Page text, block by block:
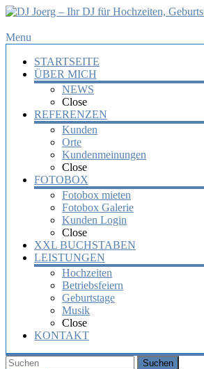
DJ
Hochzeiten,
Geburtstag
Betriebsfeiern
Geburtstag
oder
Firmenfeier.
Menu
STARTSEITE
ÜBER MICH
NEWS
Close
REFERENZEN
Kunden
Orte
Kundenmeinungen
Close
FOTOBOX
Fotobox mieten
Fotobox Galerie
Kunden Login
Close
XXL BUCHSTABEN
LEISTUNGEN
Hochzeiten
Betriebsfeiern
Geburtstage
Musik
Close
KONTAKT
Suchen